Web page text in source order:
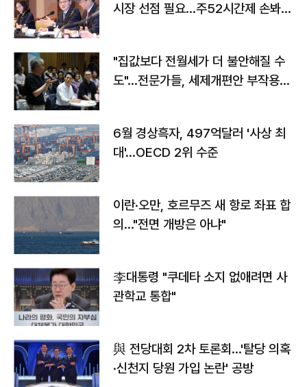
시장 선점 필요…주52시간제 손봐
"집값보다 전월세가 더 불안해질 수
도"…전문가들, 세제개편안 부작용
6월 경상흑자, 497억달러 '사상 최
대'…OECD 2위 수준
이란·오만, 호르무즈 새 항로 좌표 합
의…"전면 개방은 아냐"
李대통령 "쿠데타 소지 없애려면 사
관학교 통합"
與 전당대회 2차 토론회…'탈당 의혹
·신천지 당원 가입 논란' 공방